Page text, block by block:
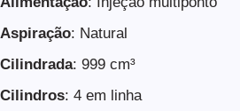
Aspiração: Natural
Cilindrada: 999 cm³
Cilindros: 4 em linha